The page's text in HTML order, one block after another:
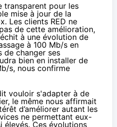
transparent pour les
mise à jour de la
Les clients RED ne
de cette amélioration,
à une évolution de
à 100 Mb/s en
de changer ses
bien en installer de
s, nous confirme
vouloir s'adapter à de
le même nous affirmait
d’améliorer autant les
ne permettant eux-
élevés. Ces évolutions